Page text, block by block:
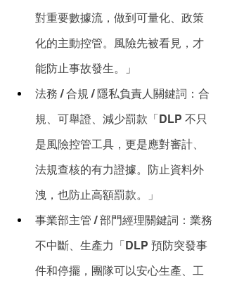
對重要數據流，做到可量化、政策
化的主動控管。風險先被看見，才
能防止事故發生。」
法務 / 合規 / 隱私負責人關鍵詞：合
規、可舉證、減少罰款「DLP 不只
是風險控管工具，更是應對審計、
法規查核的有力證據。防止資料外
洩，也防止高額罰款。」
事業部主管 / 部門經理關鍵詞：業務
不中斷、生產力「DLP 預防突發事
件和停擺，團隊可以安心生產、工